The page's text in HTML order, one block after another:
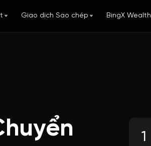
Giao dịch Sao chép BingX Wealth